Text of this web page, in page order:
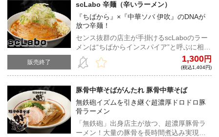
販売終了
scLabo 辛麺（辛いラーメン）
『ちばから』×『中華ソバ 伊吹』のDNAが
放つ辛麺！
センス抜群の店主が手掛けるscLaboのラー
メンは“ちばからインスパイア”と呼ぶに相応
しい。豚の旨味を最高密度で閉じ込めたド
乳化スープにラー油の辛味が加わり、旨辛
の真骨頂。そこにもっちりとしたコシのあ
みが詰まった豚が満足度を究極まで高め
る。
1,300円
(税込1,404円)
豚骨中華そばがんたれ 豚骨中華そば
無鉄砲イズムを引き継ぐ超濃厚ドロドロ豚
骨ラーメン
「無鉄砲」出身店主が放つ、超濃厚豚骨ラ
ーメン！大量の豚骨を長時間煮込み実現し